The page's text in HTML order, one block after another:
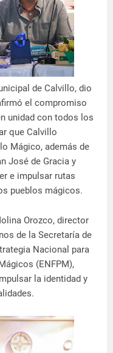
de Calvillo, dio
el compromiso
unidad con todos los
que Calvillo
Mágico, además de
José de Gracia y
e impulsar rutas
pueblos mágicos.
Orozco, director
de la Secretaría de
Nacional para
(ENFPM),
la identidad y